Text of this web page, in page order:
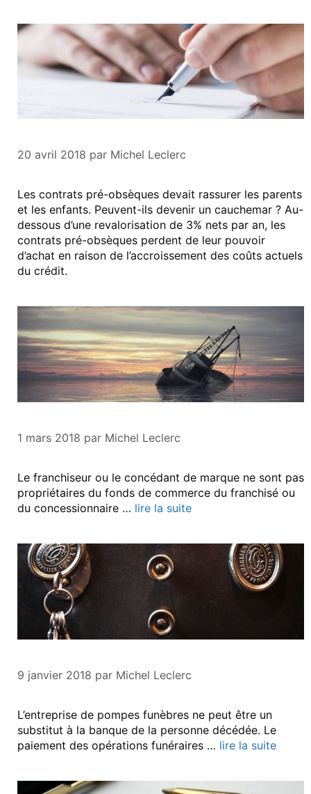
20 avril 2018 par Michel Leclerc
Les contrats pré-obsèques devait rassurer les parents
et les enfants. Peuvent-ils devenir un cauchemar ? Au-
dessous d’une revalorisation de 3% nets par an, les
contrats pré-obsèques perdent de leur pouvoir
d’achat en raison de l’accroissement des coûts actuels
du crédit.
1 mars 2018 par Michel Leclerc
Le franchiseur ou le concédant de marque ne sont pas
propriétaires du fonds de commerce du franchisé ou
du concessionnaire … lire la suite
9 janvier 2018 par Michel Leclerc
L’entreprise de pompes funèbres ne peut être un
substitut à la banque de la personne décédée. Le
paiement des opérations funéraires … lire la suite